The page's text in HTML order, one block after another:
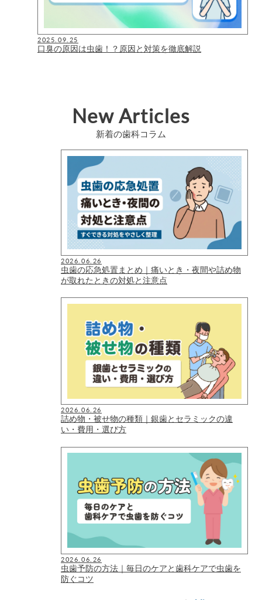
2025.09.25
口臭の原因は虫歯！？原因と対策を徹底解説
New Articles
新着の歯科コラム
2026.06.26
虫歯の応急処置まとめ｜痛いとき・夜間や詰め物
が取れたときの対処と注意点
2026.06.26
詰め物・被せ物の種類｜銀歯とセラミックの違
い・費用・選び方
2026.06.26
虫歯予防の方法｜毎日のケアと歯科ケアで虫歯を
防ぐコツ